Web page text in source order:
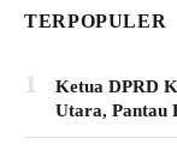
TERPOPULER
1
Ketua DPRD
Utara, Pantau